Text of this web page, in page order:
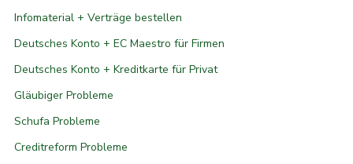
Infomaterial + Verträge bestellen
Deutsches Konto + EC Maestro für Firmen
Deutsches Konto + Kreditkarte für Privat
Gläubiger Probleme
Schufa Probleme
Creditreform Probleme